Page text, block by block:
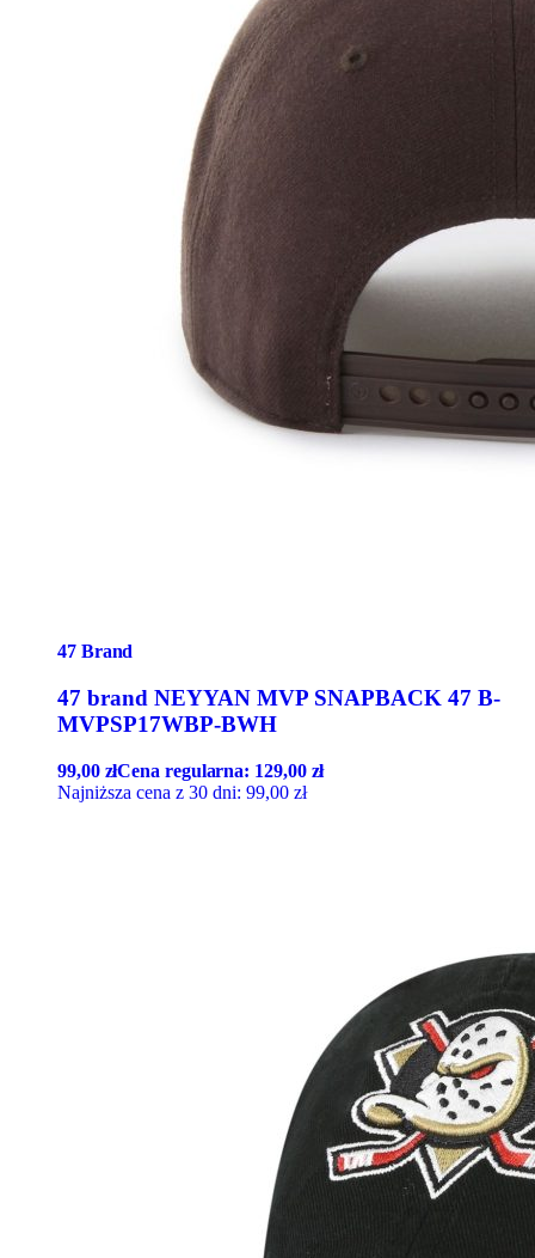
47 Brand
47 brand NEYYAN MVP SNAPBACK 47 B-
MVPSP17WBP-BWH
99,00 złCena regularna: 129,00 zł
Najniższa cena z 30 dni: 99,00 zł